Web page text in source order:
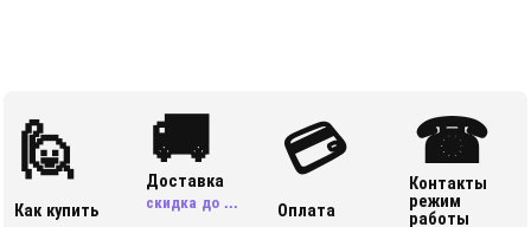
🙋
Как купить
🚚
Доставка
скидка до ...
💳
Оплата
☎
Контакты
режим
работы